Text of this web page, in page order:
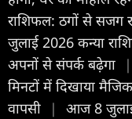
राशिफल: ठगों से सजग
जुलाई 2026 कन्या
अपनों से संपर्क बढ़ेगा
|
मिनटों में दिखाया
वापसी
|
आज 8